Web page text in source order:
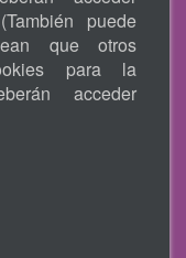
puede
que otros
para la
acceder